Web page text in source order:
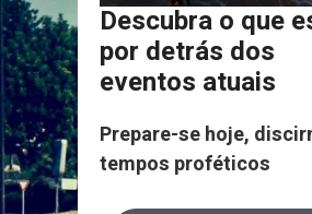
Descubra o que
por detrás dos
eventos atuais
Prepare-se hoje,
tempos proféticos